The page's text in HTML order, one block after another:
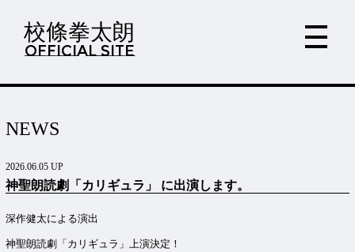
校條拳太朗
OFFICIAL SITE
NEWS
2026.06.05 UP
神聖朗読劇「カリギュラ」 に出演します。
深作健太による演出
神聖朗読劇「カリギュラ」上演決定！